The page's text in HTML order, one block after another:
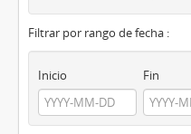
Filtrar por rango de fecha :
Inicio Fin